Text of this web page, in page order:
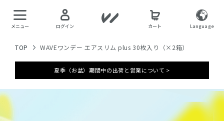
メニュー ログイン カート Language
TOP WAVEワンデー エアスリム plus 30枚入り（×2箱）
夏季（お盆）期間中の出荷と営業について >